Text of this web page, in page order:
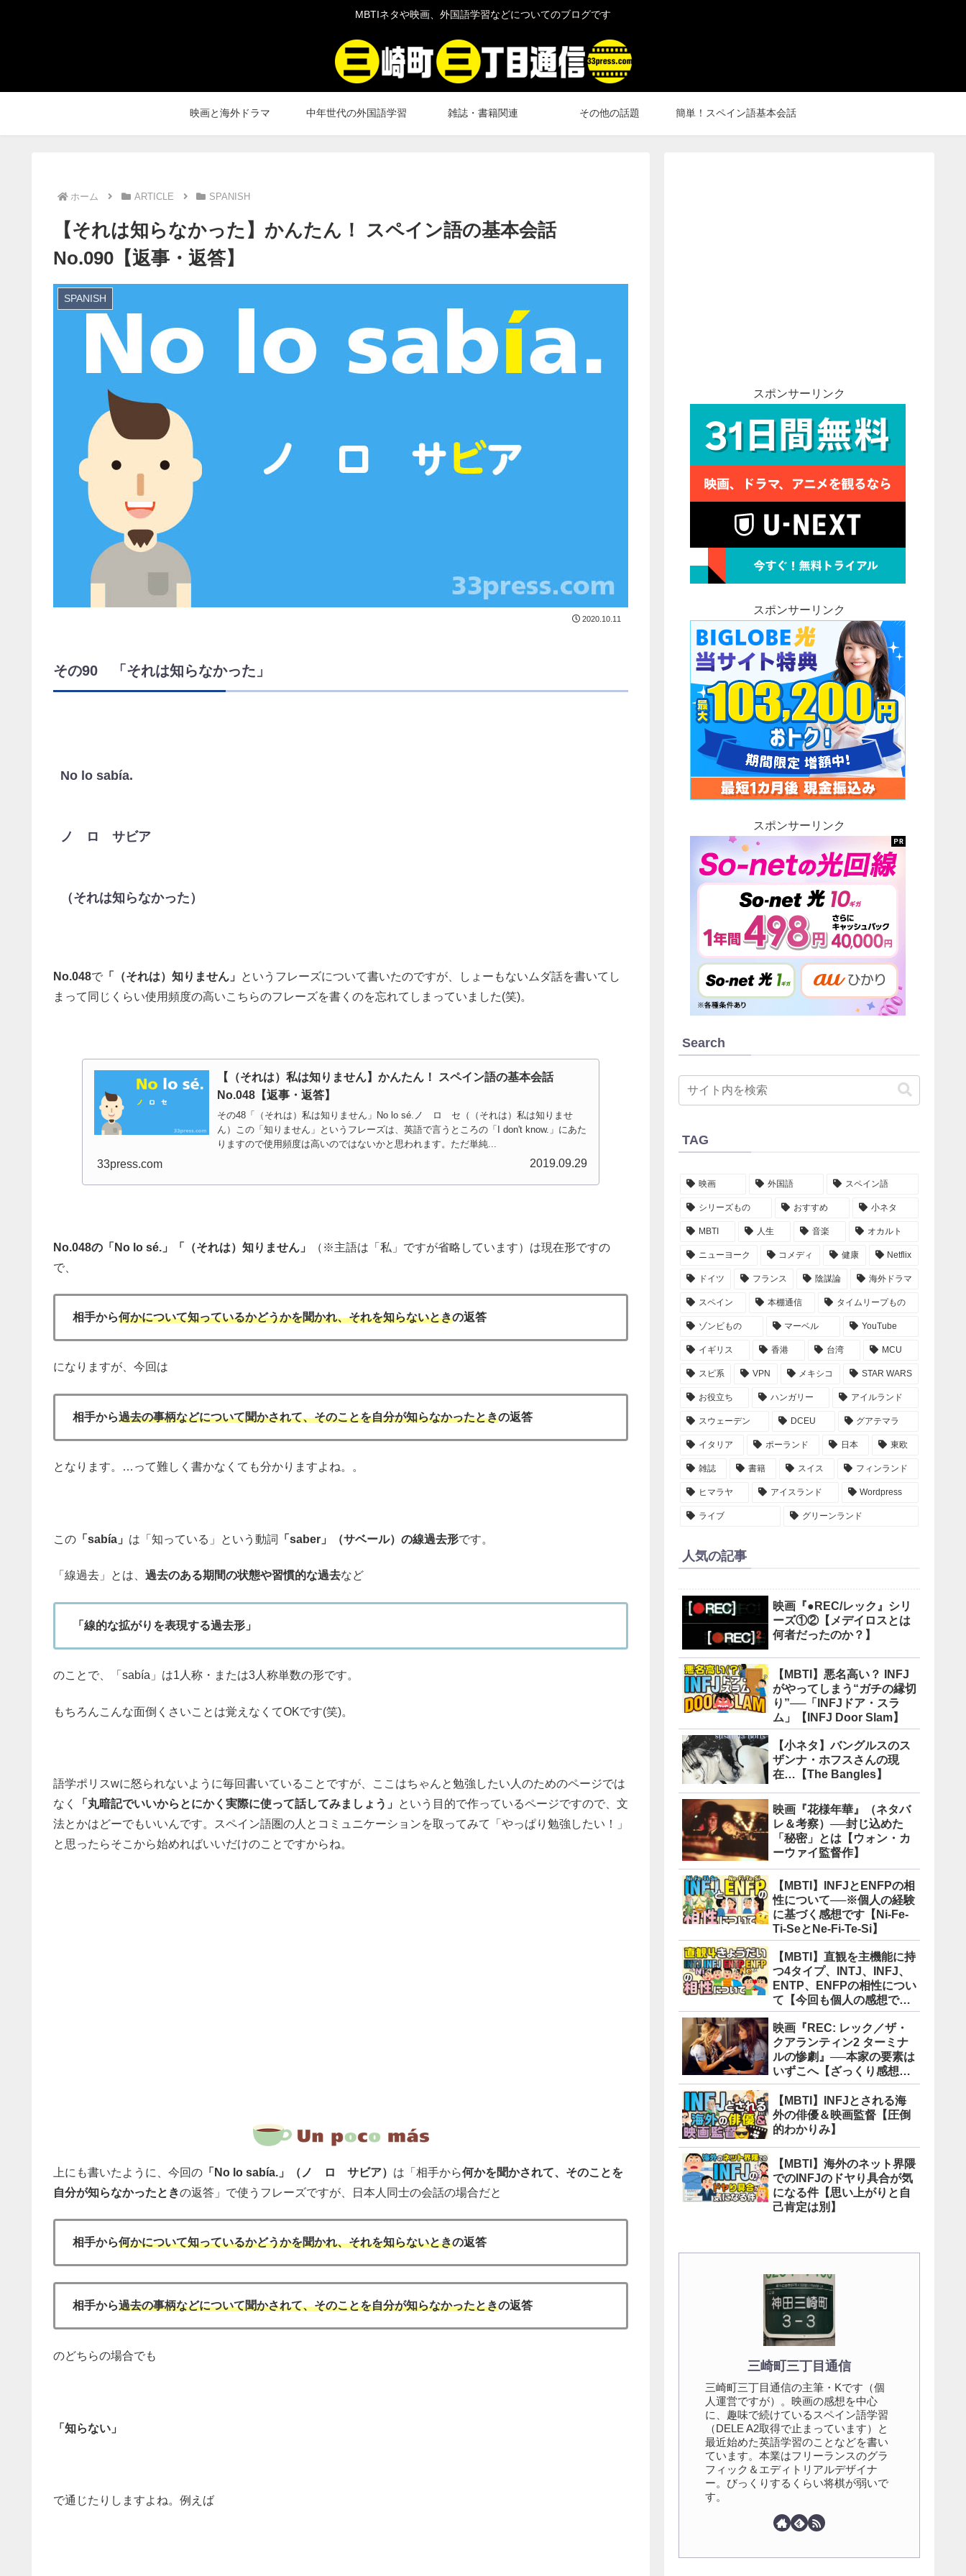
MBTIネタや映画、外国語学習などについてのブログです
映画と海外ドラマ 中年世代の外国語学習 雑誌・書籍関連 その他の話題 簡単！スペイン語基本会話
ホーム ARTICLE SPANISH
【それは知らなかった】かんたん！ スペイン語の基本会話
No.090【返事・返答】
SPANISH
2020.10.11
その90 「それは知らなかった」
No lo sabía.
ノ ロ サビア
（それは知らなかった）
No.048で 「（それは）知りません」
というフレーズについて書いたのですが、しょーもないムダ話を書いてし
まって同じくらい使用頻度の高いこちらのフレーズを書くのを忘れてしまっていました(笑)。
【（それは）私は知りません】かんたん！ スペイン語の基本会話
No.048【返事・返答】
その48「（それは）私は知りません」No lo sé.ノ ロ セ（（それは）私は知りませ
ん）この「知りません」というフレーズは、英語で言うところの「I don't know.」にあた
りますので使用頻度は高いのではないかと思われます。ただ単純...
33press.com 2019.09.29
No.048の「No lo sé.」「（それは）知りません」
（※主語は「私」ですが省略しています）は現在形ですの
で、
相手から何かについて知っているかどうかを聞かれ、それを知らないときの返答
になりますが、今回は
相手から過去の事柄などについて聞かされて、そのことを自分が知らなかったときの返答
となります。…って難しく書かなくても分かりますよね。。
この 「sabía」 は「知っている」という動詞 「saber」（サベール）の線過去形です。
「線過去」とは、 過去のある期間の状態や習慣的な過去など
「線的な拡がりを表現する過去形」
のことで、「sabía」は1人称・または3人称単数の形です。
もちろんこんな面倒くさいことは覚えなくてOKです(笑)。
語学ポリスwに怒られないように毎回書いていることですが、ここはちゃんと勉強したい人のためのページでは
なく
「丸暗記でいいからとにかく実際に使って話してみましょう」
という目的で作っているページですので、文
法とかはどーでもいいんです。スペイン語圏の人とコミュニケーションを取ってみて「やっぱり勉強したい！」
と思ったらそこから始めればいいだけのことですからね。
上にも書いたように、今回の 「No lo sabía.」（ノ ロ サビア） は「相手から何かを聞かされて、そのことを
自分が知らなかったときの返答」で使うフレーズですが、日本人同士の会話の場合だと
相手から何かについて知っているかどうかを聞かれ、それを知らないときの返答
相手から過去の事柄などについて聞かされて、そのことを自分が知らなかったときの返答
のどちらの場合でも
「知らない」
で通じたりしますよね。例えば
スポンサーリンク
スポンサーリンク
スポンサーリンク
Search
TAG
映画 外国語 スペイン語
シリーズもの おすすめ 小ネタ
MBTI 人生 音楽 オカルト
ニューヨーク コメディ 健康 Netflix
ドイツ フランス 陰謀論 海外ドラマ
スペイン 本棚通信 タイムリープもの
ゾンビもの マーベル YouTube
イギリス 香港 台湾 MCU
スピ系 VPN メキシコ STAR WARS
お役立ち ハンガリー アイルランド
スウェーデン DCEU グアテマラ
イタリア ポーランド 日本 東欧
雑誌 書籍 スイス フィンランド
ヒマラヤ アイスランド Wordpress
ライブ グリーンランド
人気の記事
映画『●REC/レック』シリ
ーズ①②【メデイロスとは
何者だったのか？】
【MBTI】悪名高い？ INFJ
がやってしまう“ガチの縁切
り”──「INFJドア・スラ
ム」【INFJ Door Slam】
【小ネタ】バングルスのス
ザンナ・ホフスさんの現
在…【The Bangles】
映画『花様年華』（ネタバ
レ＆考察）──封じ込めた
「秘密」とは【ウォン・カ
ーウァイ監督作】
【MBTI】INFJとENFPの相
性について──※個人の経験
に基づく感想です【Ni-Fe-
Ti-SeとNe-Fi-Te-Si】
【MBTI】直観を主機能に持
つ4タイプ、INTJ、INFJ、
ENTP、ENFPの相性につい
て【今回も個人の感想で
す】
映画『REC: レック／ザ・
クアランティン2 ターミナ
ルの惨劇』──本家の要素は
いずこへ【ざっくり感想
版】
【MBTI】INFJとされる海
外の俳優＆映画監督【圧倒
的わかりみ】
【MBTI】海外のネット界隈
でのINFJのドヤり具合が気
になる件【思い上がりと自
己肯定は別】
三崎町三丁目通信
三崎町三丁目通信の主筆・Kです（個
人運営ですが）。映画の感想を中心
に、趣味で続けているスペイン語学習
（DELE A2取得で止まっています）と
最近始めた英語学習のことなどを書い
ています。本業はフリーランスのグラ
フィック＆エディトリアルデザイナ
ー。びっくりするくらい将棋が弱いで
す。